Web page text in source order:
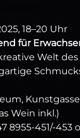
18–20 Uhr
für
Welt
Kunstgasse
Wein inkl.)
8955-451/-453